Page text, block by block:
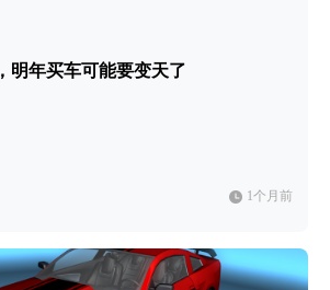
明年买车可能要变天了
1个月前